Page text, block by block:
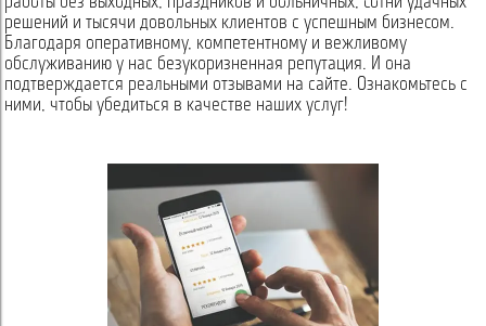
решений и тысячи довольных клиентов с успешным бизнесом.
Благодаря оперативному, компетентному и вежливому
обслуживанию у нас безукоризненная репутация. И она
подтверждается реальными отзывами на сайте. Ознакомьтесь с
ними, чтобы убедиться в качестве наших услуг!